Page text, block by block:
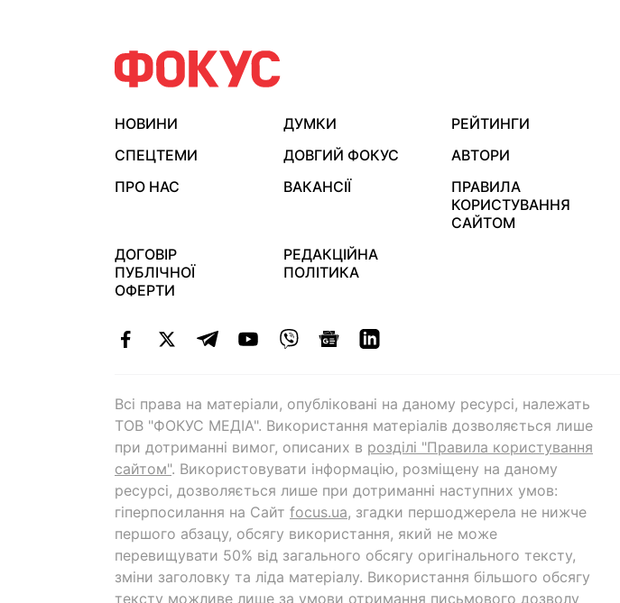
НОВИНИ ДУМКИ
РЕЙТИНГИ
СПЕЦТЕМИ
ДОВГИЙ ФОКУС
АВТОРИ
ПРО НАС
ВАКАНСІЇ
ПРАВИЛА
КОРИСТУВАННЯ
САЙТОМ
ДОГОВІР
ПУБЛІЧНОЇ
ОФЕРТИ
РЕДАКЦІЙНА
ПОЛІТИКА
Всі права на матеріали, опубліковані на даному ресурсі, належать
ТОВ "ФОКУС МЕДІА". Використання матеріалів дозволяється лише
при дотриманні вимог, описаних в розділі "Правила користування
сайтом". Використовувати інформацію, розміщену на даному
ресурсі, дозволяється лише при дотриманні наступних умов:
гіперпосилання на Cайт focus.ua, згадки першоджерела не нижче
першого абзацу, обсягу використання, який не може
перевищувати 50% від загального обсягу оригінального тексту,
зміни заголовку та ліда матеріалу. Використання більшого обсягу
тексту можливе лише за умови отримання письмового дозволу